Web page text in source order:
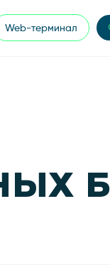
Web-терминал